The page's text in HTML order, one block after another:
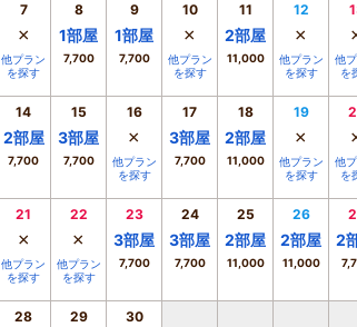
7
×
他プラン
を探す
8
1部屋
7,700
9
1部屋
7,700
10
×
他プラン
を探す
11
2部屋
11,000
12
×
他プラン
を探す
他
を
14
2部屋
7,700
15
3部屋
7,700
16
×
他プラン
を探す
17
3部屋
7,700
18
2部屋
11,000
19
×
他プラン
を探す
他
を
21
×
他プラン
を探す
22
×
他プラン
を探す
23
3部屋
7,700
24
3部屋
7,700
25
2部屋
11,000
26
2部屋
11,000
2
28 29 30